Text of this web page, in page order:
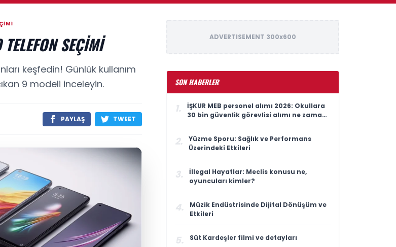
SEÇIMI
keşfedin! Günlük kullanım
9 modeli inceleyin.
PAYLAŞ TWEET
ADVERTISEMENT 300x600
SON HABERLER
1.
İŞKUR MEB personel alımı 2026: Okullara
30 bin güvenlik görevlisi alımı ne zaman,
2.
Yüzme Sporu: Sağlık ve Performans
Üzerindeki Etkileri
3.
İllegal Hayatlar: Meclis konusu ne,
oyuncuları kimler?
4.
Müzik Endüstrisinde Dijital Dönüşüm ve
Etkileri
5. Süt Kardeşler filmi ve detayları